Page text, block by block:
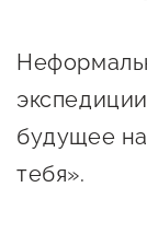
О
будущее
тебя».